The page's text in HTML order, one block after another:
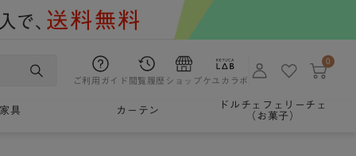
ご利用ガイド 閲覧履歴 ショップケユカラボ
0
家具 カーテン
ドルチェフェリーチェ
（お菓子）